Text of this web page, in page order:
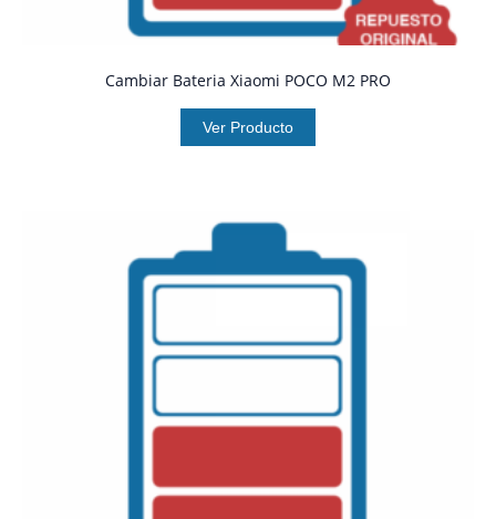
Cambiar Bateria Xiaomi POCO M2 PRO
Ver Producto